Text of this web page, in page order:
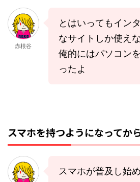
赤根谷
とはいってもイン
なサイトしか使え
俺的にはパソコン
ったよ
スマホを持つようになってか
スマホが普及し始